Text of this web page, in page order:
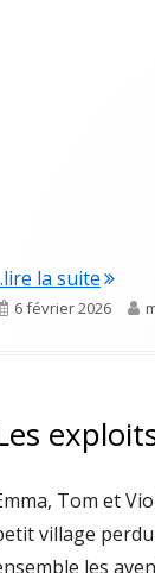
la suite"Les
Published
6 février 2026
Tom et
village
les